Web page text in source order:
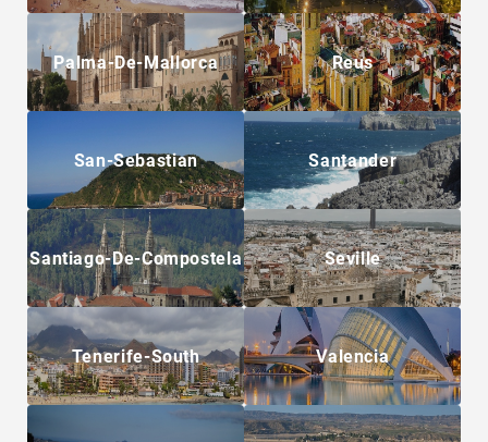
Palma-De-Mallorca Reus
San-Sebastian Santander
Santiago-De-Compostela Seville
Tenerife-South Valencia